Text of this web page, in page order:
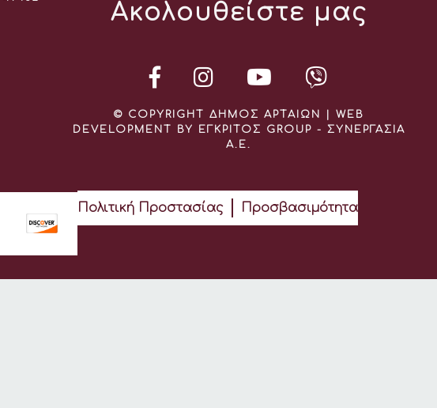
Ακολουθείστε μας
© COPYRIGHT ΔΗΜΟΣ ΑΡΤΑΙΩΝ | WEB
DEVELOPMENT BY ΕΓΚΡΙΤΟΣ GROUP - ΣΥΝΕΡΓΑΣΙΑ
Α.Ε.
Πολιτική Προστασίας Προσβασιμότητα